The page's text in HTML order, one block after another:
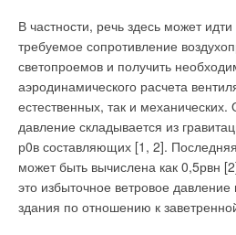
В частности, речь здесь может
требуемое сопротивление
светопроемов и получить
аэродинамического расчета
естественных, так и механических.
давление складывается из
р0в составляющих [1, 2].
может быть вычислена как 0,5рвн
это избыточное ветровое
здания по отношению к
отсутствует, или морально
совершенствования. При большом
поверка становится настолько
возникает вопрос о повышении
работ и обеспечении
Исходя из этого, в последние годы
производителей организовали
установок с различным уровнем
эксплуатации таких установок
Одним из направлений,
затраты на системы климатизации
полезное использование энергии
На первый взгляд теплый период
энергоемким, чем холодный, в
температуры наружного воздуха и
Однако значительные
высокая стоимость охлаждения